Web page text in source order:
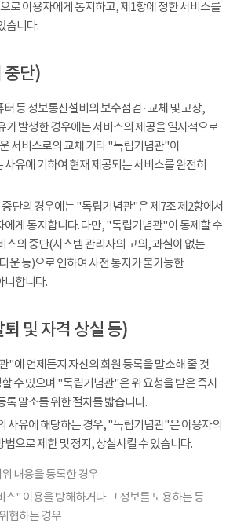
로 이용자에게 통지하고, 제1항에 정한 서비스를
습니다.
중단)
등 정보통신설비의 보수점검 · 교체 및 고장,
가 발생한 경우에는 서비스의 제공을 일시적으로
서비스로의 교체 기타 "독립기념관"이
유에 기하여 현재 제공되는 서비스를 완전히
단의 경우에는 "독립기념관"은 제7조 제2항에서
에게 통지합니다. 다만, "독립기념관"이 통제할 수
스의 중단(시스템 관리자의 고의, 과실이 없는
운 등)으로 인하여 사전 통지가 불가능한
니합니다.
및 자격 상실 등)
"에 언제든지 자신의 회원 등록을 말소해 줄 것
수 있으며 "독립기념관"은 위 요청을 받은 즉시
록 말소를 위한 절차를 밟습니다.
사유에 해당하는 경우, "독립기념관"은 이용자의
으로 제한 및 정지, 상실시킬 수 있습니다.
내용을 등록한 경우
스" 이용을 방해하거나 그 정보를 도용하는 등
협하는 경우